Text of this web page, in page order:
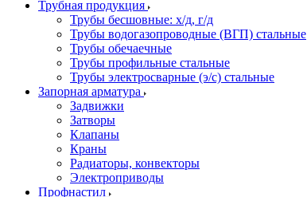
Трубная продукция
Трубы бесшовные: х/д, г/д
Трубы водогазопроводные (ВГП) стальные
Трубы обечаечные
Трубы профильные стальные
Трубы электросварные (э/с) стальные
Запорная арматура
Задвижки
Затворы
Клапаны
Краны
Радиаторы, конвекторы
Электроприводы
Профнастил